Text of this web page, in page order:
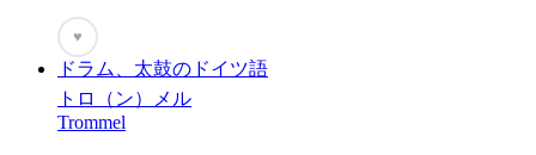
♥
ドラム、太鼓のドイツ語
トロ（ン）メル
Trommel